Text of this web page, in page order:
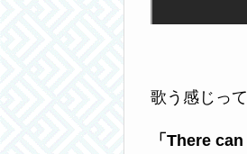
歌う感じっ
「There